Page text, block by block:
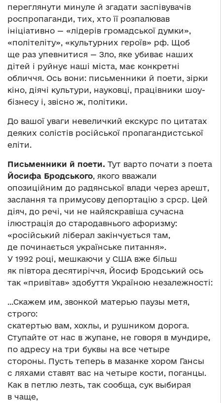
переглянути минуле й згадати заспівувачів
роспропаганди, тих, хто її розпалював
ініціативно — «лідерів громадської думки»,
«політеліту», «культурних героїв» рф. Щоб
ще раз упевнитися — Зло, яке убиває наших
дітей і руйнує наші міста, має конкретні
обличчя. Ось вони: письменники й поети, зірки
кіно, діячі культури, науковці, працівники шоу-
бізнесу і, звісно ж, політики.
До вашої уваги невеличкий екскурс по цитатах
деяких солістів російської пропагандистської
еліти.
Письменники й поети. Тут варто почати з поета
Йосифа Бродського, якого вважали
опозиційним до радянської влади через арешт,
заслання та примусову депортацію з срср. Цей
діяч, до речі, чи не найяскравіша сучасна
ілюстрація до стародавнього афоризму:
«російський ліберал закінчується там,
де починається українське питання».
У 1992 році, мешкаючи у США вже більш
як півтора десятиріччя, Йосиф Бродський ось
так «привітав» здобуття Україною незалежності:
…Скажем им, звонкой матерью паузы метя,
строго:
скатертью вам, хохлы, и рушником дорога.
Ступайте от нас в жупане, не говоря в мундире,
по адресу на три буквы на все четыре
стороны. Пусть теперь в мазанке хором Гансы
с ляхами ставят вас на четыре кости, поганцы.
Как в петлю лезть, так сообща, сук выбирая
в чаще,